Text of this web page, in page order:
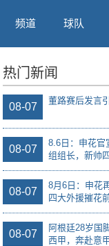
频道 球队
热门新闻
08-07
董路赛后发言
08-07
8.6日：申花官
组组长，新帅
救火？
08-07
8月6日：申花
四大外援摧花
甲都困难
08-07
阿根廷28岁国
西甲，奔赴意